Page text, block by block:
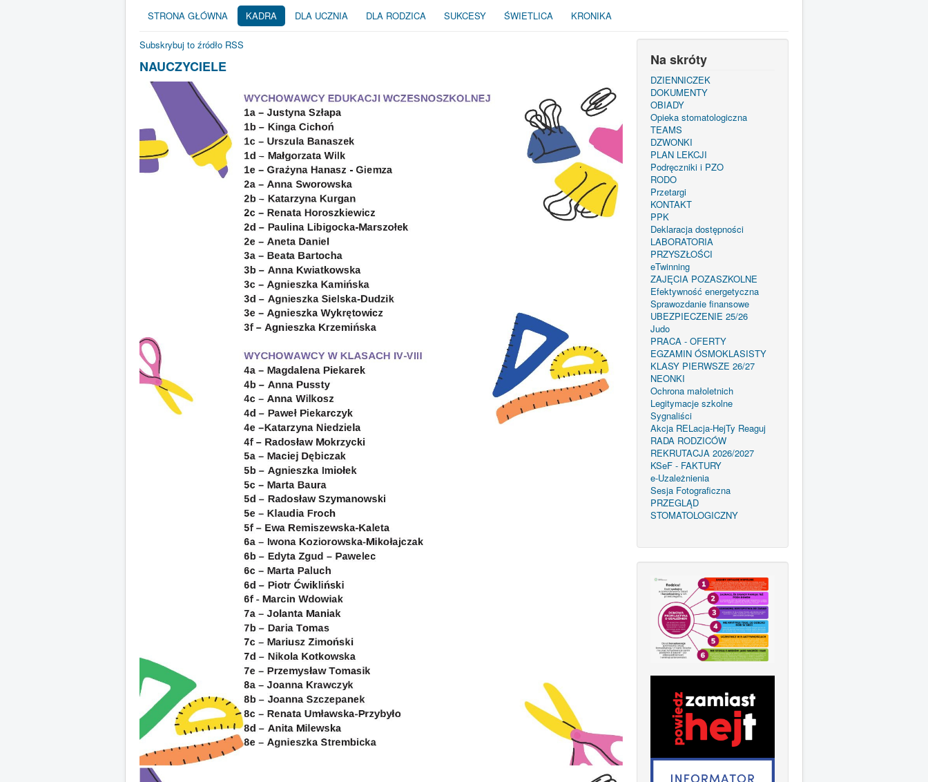
STRONA GŁÓWNA KADRA DLA UCZNIA DLA RODZICA SUKCESY ŚWIETLICA KRONIKA
Subskrybuj to źródło RSS
NAUCZYCIELE Na skróty
DZIENNICZEK
DOKUMENTY
OBIADY
Opieka stomatologiczna
TEAMS
DZWONKI
PLAN LEKCJI
Podręczniki i PZO
RODO
Przetargi
KONTAKT
PPK
Deklaracja dostępności
LABORATORIA
PRZYSZŁOŚCI
eTwinning
ZAJĘCIA POZASZKOLNE
Efektywność energetyczna
Sprawozdanie finansowe
UBEZPIECZENIE 25/26
Judo
PRACA - OFERTY
EGZAMIN ÓSMOKLASISTY
KLASY PIERWSZE 26/27
NEONKI
Ochrona małoletnich
Legitymacje szkolne
Sygnaliści
Akcja RELacja-HejTy Reaguj
RADA RODZICÓW
REKRUTACJA 2026/2027
KSeF - FAKTURY
e-Uzależnienia
Sesja Fotograficzna
PRZEGLĄD
STOMATOLOGICZNY